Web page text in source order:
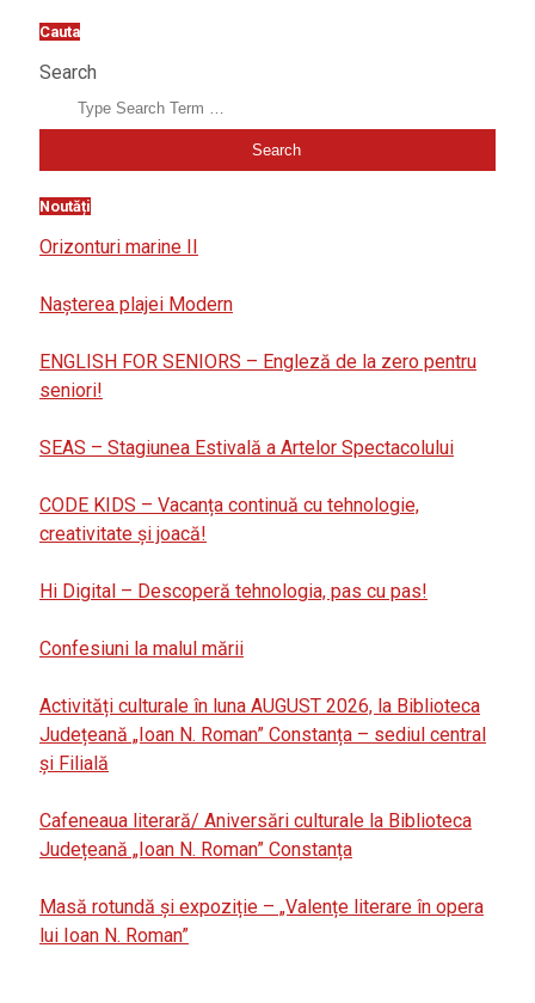
Cauta
Search
Noutăți
Orizonturi marine II
Nașterea plajei Modern
ENGLISH FOR SENIORS – Engleză de la zero pentru
seniori!
SEAS – Stagiunea Estivală a Artelor Spectacolului
CODE KIDS – Vacanța continuă cu tehnologie,
creativitate și joacă!
Hi Digital – Descoperă tehnologia, pas cu pas!
Confesiuni la malul mării
Activități culturale în luna AUGUST 2026, la Biblioteca
Județeană „Ioan N. Roman” Constanța – sediul central
și Filială
Cafeneaua literară/ Aniversări culturale la Biblioteca
Județeană „Ioan N. Roman” Constanța
Masă rotundă și expoziție – „Valențe literare în opera
lui Ioan N. Roman”